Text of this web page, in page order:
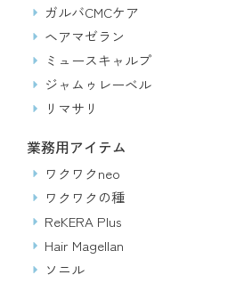
ガルバCMCケア
ヘアマゼラン
ミュースキャルプ
ジャムゥレーベル
リマサリ
業務用アイテム
ワクワクneo
ワクワクの種
ReKERA Plus
Hair Magellan
ソニル